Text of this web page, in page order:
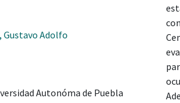
Gustavo Adolfo
Autonóma de Puebla